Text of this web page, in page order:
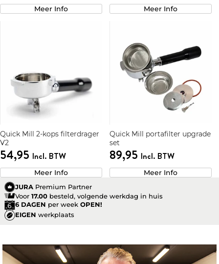
Meer Info Meer Info
Quick Mill 2-kops filterdrager
V2
54,95 Incl. BTW
Meer Info
Quick Mill portafilter upgrade
set
89,95 Incl. BTW
Meer Info
JURA Premium Partner
Voor 17.00 besteld, volgende werkdag in huis
6 DAGEN per week OPEN!
EIGEN werkplaats